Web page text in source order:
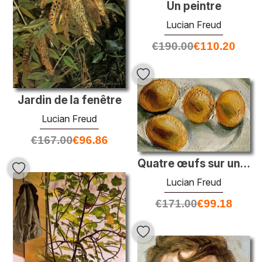
Un peintre
Lucian Freud
€190.00€110.20
Jardin de la fenêtre
Lucian Freud
€167.00€96.86
Quatre œufs sur une assiette
Lucian Freud
€171.00€99.18